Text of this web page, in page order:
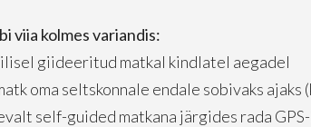
viia kolmes variandis:
giideeritud matkal kindlatel aegadel
oma seltskonnale endale sobivaks ajaks
self-guided matkana järgides rada